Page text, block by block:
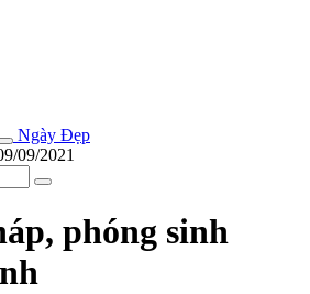
Ngày Đẹp
09/2021
phóng sinh